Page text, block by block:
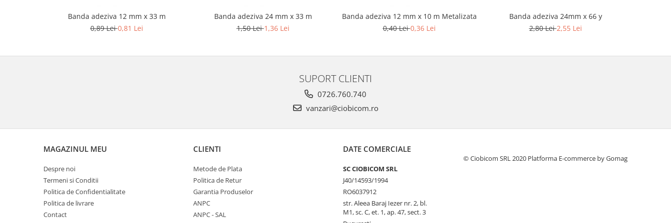
Banda adeziva 12 mm x 33 m
0,89 Lei0,81 Lei
Banda adeziva 24 mm x 33 m
1,50 Lei1,36 Lei
Banda adeziva 12 mm x 10 m Metalizata
0,40 Lei0,36 Lei
Banda adeziva 24mm x 66 y
2,80 Lei2,55 Lei
SUPORT CLIENTI
0726.760.740
vanzari@ciobicom.ro
MAGAZINUL MEU
Despre noi
Termeni si Conditii
Politica de Confidentialitate
Politica de livrare
Contact
CLIENTI
Metode de Plata
Politica de Retur
Garantia Produselor
ANPC
ANPC - SAL
DATE COMERCIALE
SC CIOBICOM SRL
J40/14593/1994
RO6037912
str. Aleea Baraj Iezer nr. 2, bl.
M1, sc. C, et. 1, ap. 47, sect. 3
© Ciobicom SRL 2020 Platforma E-commerce by Gomag